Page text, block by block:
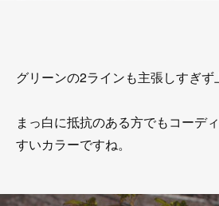
グリーンの2ラインも主張しすぎず
まっ白に抵抗のある方でもコーデ
すいカラーですね。